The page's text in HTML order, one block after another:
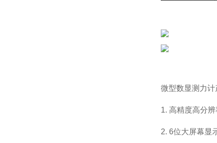
微型数显测力计
1. 高精度高分
2. 6位大屏幕显